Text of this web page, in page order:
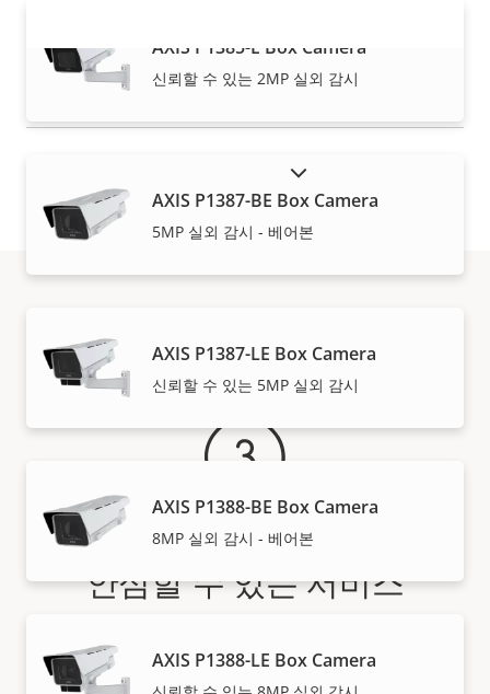
더 보기
AXIS P1385-E Box Camera
신뢰할 수 있는 2MP 실외 감시
AXIS P1387-BE Box Camera
5MP 실외 감시 - 베어본
AXIS P1387-LE Box Camera
신뢰할 수 있는 5MP 실외 감시
AXIS P1388-BE Box Camera
8MP 실외 감시 - 베어본
AXIS P1388-LE Box Camera
보증
안심할 수 있는 서비스
어집니다.